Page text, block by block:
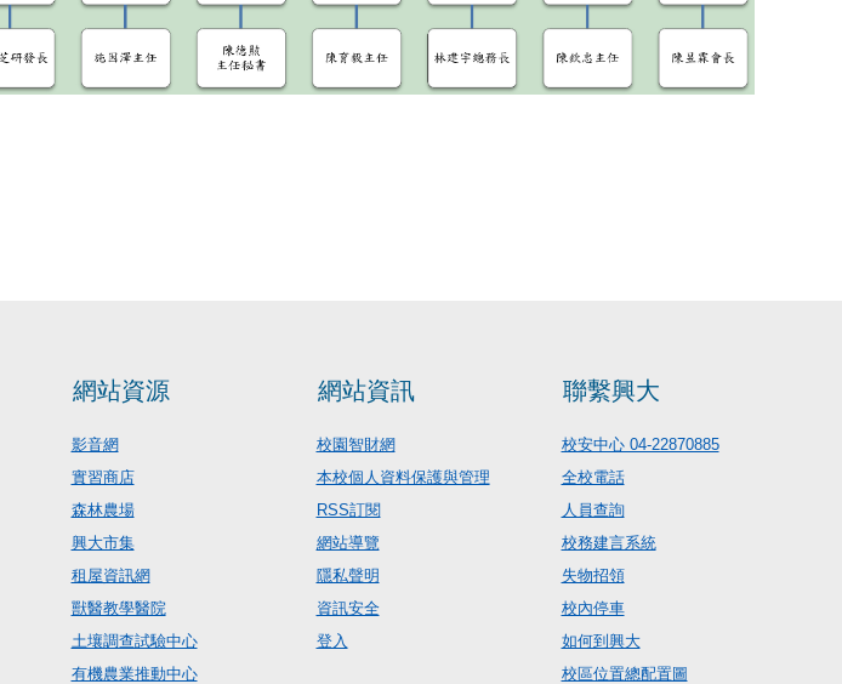
網站資源
影音網
實習商店
森林農場
興大市集
租屋資訊網
獸醫教學醫院
土壤調查試驗中心
有機農業推動中心
網站資訊
校園智財網
本校個人資料保護與管理
RSS訂閱
網站導覽
隱私聲明
資訊安全
登入
聯繫興大
校安中心 04-22870885
全校電話
人員查詢
校務建言系統
失物招領
校內停車
如何到興大
校區位置總配置圖